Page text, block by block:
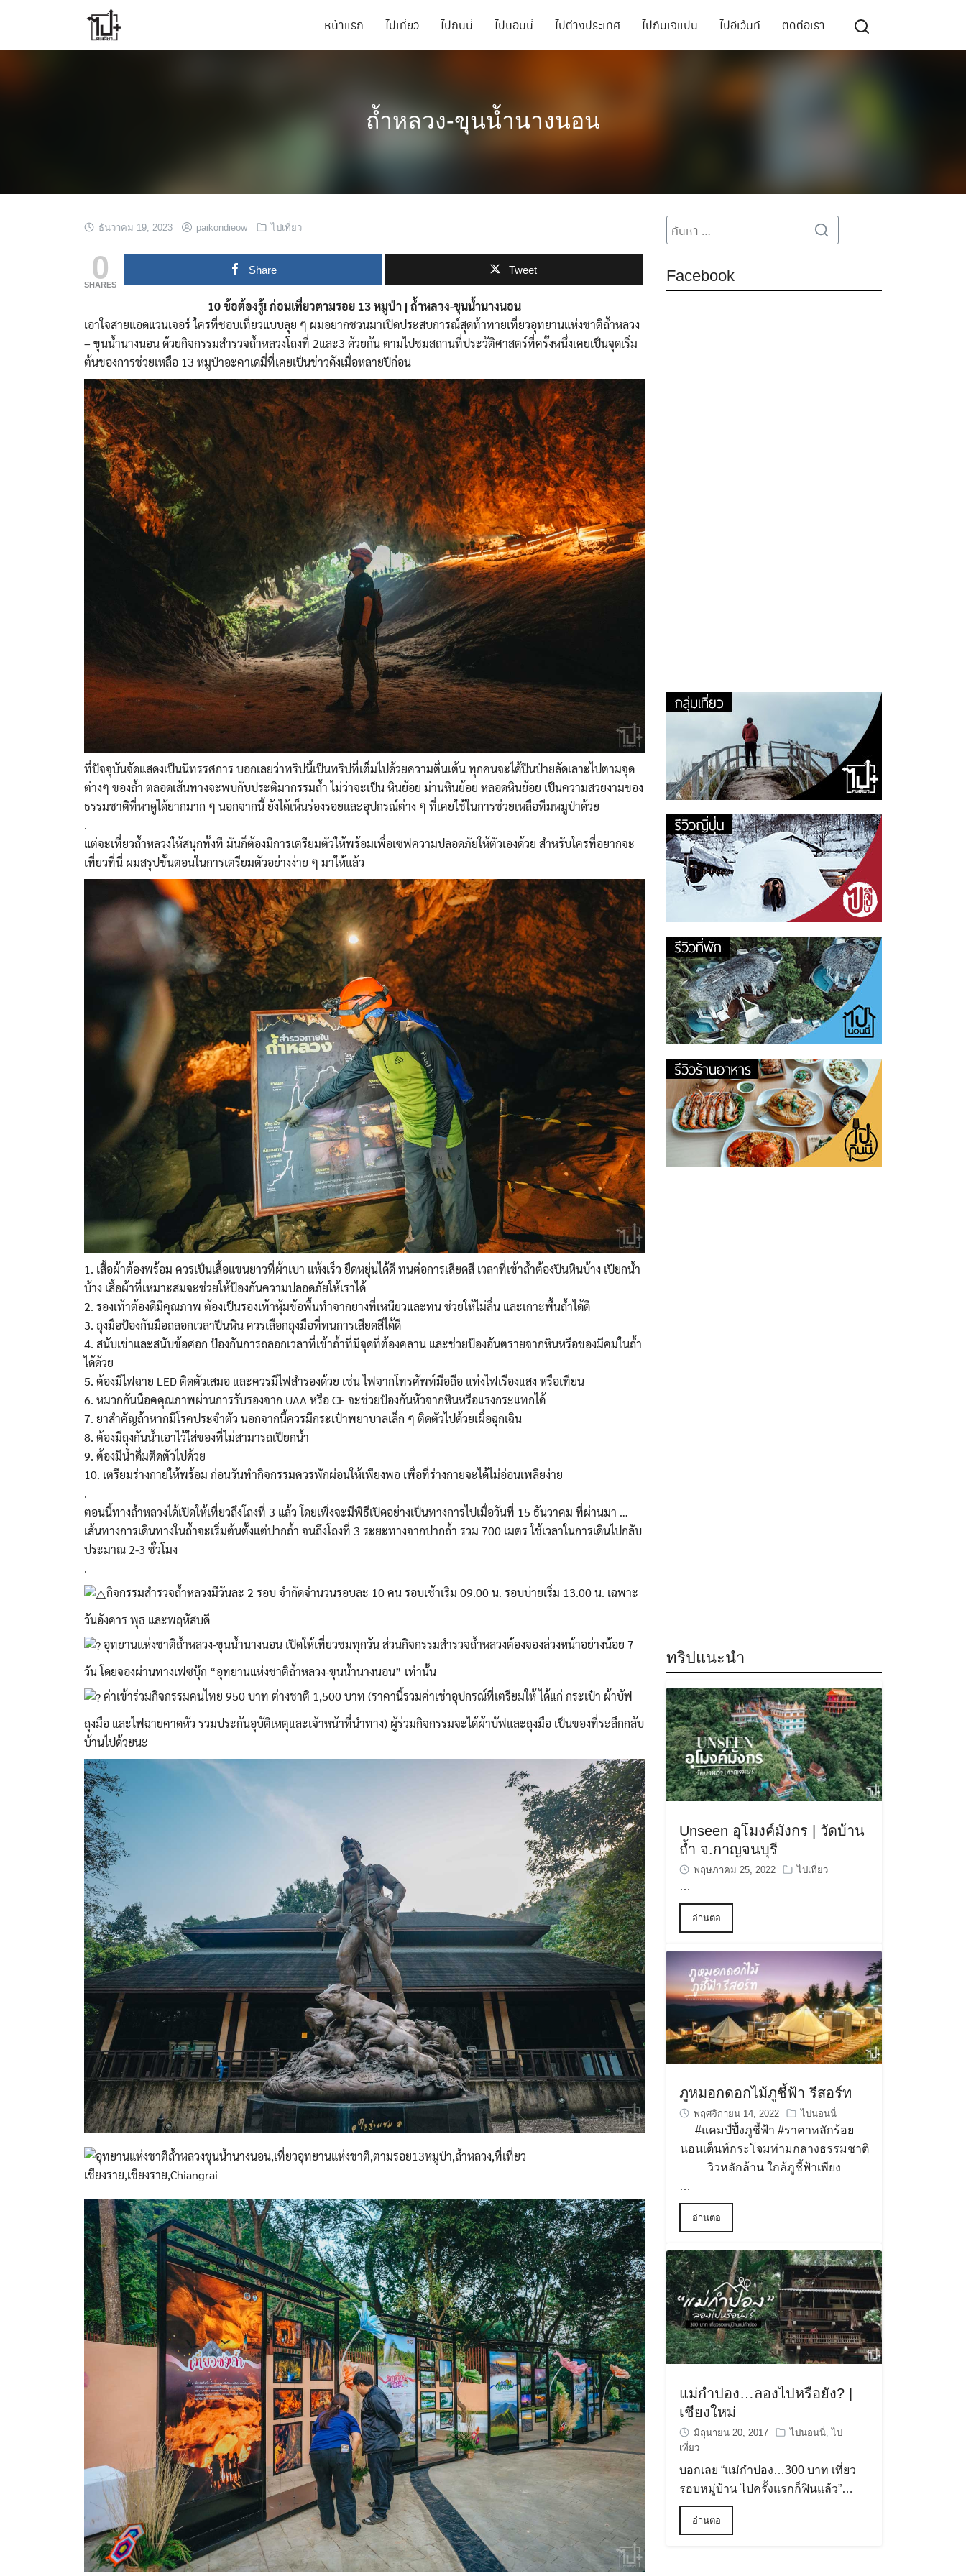
หน้าแรก ไปเที่ยว ไปกินนี่ ไปนอนนี่ ไปต่างประเทศ ไปกันเจแปน ไปอีเว้นท์ ติดต่อเรา
ถ้ำหลวง-ขุนน้ำนางนอน
ธันวาคม 19, 2023 paikondieow ไปเที่ยว
0
SHARES
Share Tweet
10 ข้อต้องรู้! ก่อนเที่ยวตามรอย 13 หมูป่า | ถ้ำหลวง-ขุนน้ำนางนอน
เอาใจสายแอดแวนเจอร์ ใครที่ชอบเที่ยวแบบลุย ๆ ผมอยากชวนมาเปิดประสบการณ์สุดท้าทายเที่ยวอุทยานแห่งชาติถ้ำหลวง
– ขุนน้ำนางนอน ด้วยกิจกรรมสำรวจถ้ำหลวงโถงที่ 2และ3 ด้วยกัน ตามไปชมสถานที่ประวัติศาสตร์ที่ครั้งหนึ่งเคยเป็นจุดเริ่ม
ต้นของการช่วยเหลือ 13 หมูป่าอะคาเดมี่ที่เคยเป็นข่าวดังเมื่อหลายปีก่อน
ที่ปัจจุบันจัดแสดงเป็นนิทรรศการ บอกเลยว่าทริปนี้เป็นทริปที่เต็มไปด้วยความตื่นเต้น ทุกคนจะได้ปีนป่ายลัดเลาะไปตามจุด
ต่างๆ ของถ้ำ ตลอดเส้นทางจะพบกับประติมากรรมถ้ำ ไม่ว่าจะเป็น หินย้อย ม่านหินย้อย หลอดหินย้อย เป็นความสวยงามของ
ธรรมชาติที่หาดูได้ยากมาก ๆ นอกจากนี้ ยังได้เห็นร่องรอยและอุปกรณ์ต่าง ๆ ที่เคยใช้ในการช่วยเหลือทีมหมูป่าด้วย
.
แต่จะเที่ยวถ้ำหลวงให้สนุกทั้งที มันก็ต้องมีการเตรียมตัวให้พร้อมเพื่อเซฟความปลอดภัยให้ตัวเองด้วย สำหรับใครที่อยากจะ
เที่ยวที่นี่ ผมสรุปขั้นตอนในการเตรียมตัวอย่างง่าย ๆ มาให้แล้ว
1. เสื้อผ้าต้องพร้อม ควรเป็นเสื้อแขนยาวที่ผ้าเบา แห้งเร็ว ยืดหยุ่นได้ดี ทนต่อการเสียดสี เวลาที่เข้าถ้ำต้องปีนหินบ้าง เปียกน้ำ
บ้าง เสื้อผ้าที่เหมาะสมจะช่วยให้ป้องกันความปลอดภัยให้เราได้
2. รองเท้าต้องดีมีคุณภาพ ต้องเป็นรองเท้าหุ้มข้อพื้นทำจากยางที่เหนียวและทน ช่วยให้ไม่ลื่น และเกาะพื้นถ้ำได้ดี
3. ถุงมือป้องกันมือถลอกเวลาปีนหิน ควรเลือกถุงมือที่ทนการเสียดสีได้ดี
4. สนับเข่าและสนับข้อศอก ป้องกันการถลอกเวลาที่เข้าถ้ำที่มีจุดที่ต้องคลาน และช่วยป้องอันตรายจากหินหรือของมีคมในถ้ำ
ได้ด้วย
5. ต้องมีไฟฉาย LED ติดตัวเสมอ และควรมีไฟสำรองด้วย เช่น ไฟจากโทรศัพท์มือถือ แท่งไฟเรืองแสง หรือเทียน
6. หมวกกันน็อคคุณภาพผ่านการรับรองจาก UAA หรือ CE จะช่วยป้องกันหัวจากหินหรือแรงกระแทกได้
7. ยาสำคัญถ้าหากมีโรคประจำตัว นอกจากนี้ควรมีกระเป๋าพยาบาลเล็ก ๆ ติดตัวไปด้วยเผื่อฉุกเฉิน
8. ต้องมีถุงกันน้ำเอาไว้ใส่ของที่ไม่สามารถเปียกน้ำ
9. ต้องมีน้ำดื่มติดตัวไปด้วย
10. เตรียมร่างกายให้พร้อม ก่อนวันทำกิจกรรมควรพักผ่อนให้เพียงพอ เพื่อที่ร่างกายจะได้ไม่อ่อนเพลียง่าย
.
ตอนนี้ทางถ้ำหลวงได้เปิดให้เที่ยวถึงโถงที่ 3 แล้ว โดยเพิ่งจะมีพิธีเปิดอย่างเป็นทางการไปเมื่อวันที่ 15 ธันวาคม ที่ผ่านมา …
เส้นทางการเดินทางในถ้ำจะเริ่มต้นตั้งแต่ปากถ้ำ จนถึงโถงที่ 3 ระยะทางจากปากถ้ำ รวม 700 เมตร ใช้เวลาในการเดินไปกลับ
ประมาณ 2-3 ชั่วโมง
.
กิจกรรมสำรวจถ้ำหลวงมีวันละ 2 รอบ จำกัดจำนวนรอบละ 10 คน รอบเช้าเริม 09.00 น. รอบบ่ายเริ่ม 13.00 น. เฉพาะ
วันอังคาร พุธ และพฤหัสบดี
อุทยานแห่งชาติถ้ำหลวง-ขุนน้ำนางนอน เปิดให้เที่ยวชมทุกวัน ส่วนกิจกรรมสำรวจถ้ำหลวงต้องจองล่วงหน้าอย่างน้อย 7
วัน โดยจองผ่านทางเฟซบุ๊ก “อุทยานแห่งชาติถ้ำหลวง-ขุนน้ำนางนอน” เท่านั้น
ค่าเข้าร่วมกิจกรรมคนไทย 950 บาท ต่างชาติ 1,500 บาท (ราคานี้รวมค่าเช่าอุปกรณ์ที่เตรียมให้ ได้แก่ กระเป๋า ผ้าบัฟ
ถุงมือ และไฟฉายคาดหัว รวมประกันอุบัติเหตุและเจ้าหน้าที่นำทาง) ผู้ร่วมกิจกรรมจะได้ผ้าบัฟและถุงมือ เป็นของที่ระลึกกลับ
บ้านไปด้วยนะ
Search
for:
Search
Facebook
ทริปแนะนำ
Unseen อุโมงค์มังกร | วัดบ้าน
ถ้ำ จ.กาญจนบุรี
พฤษภาคม 25, 2022 ไปเที่ยว
…
อ่านต่อ
ภูหมอกดอกไม้ภูชี้ฟ้า รีสอร์ท
พฤศจิกายน 14, 2022 ไปนอนนี่
#แคมป์ปิ้งภูชี้ฟ้า #ราคาหลักร้อย
นอนเต็นท์กระโจมท่ามกลางธรรมชาติ
วิวหลักล้าน ใกล้ภูชี้ฟ้าเพียง
…
อ่านต่อ
แม่กำปอง…ลองไปหรือยัง? |
เชียงใหม่
มิถุนายน 20, 2017 ไปนอนนี่,ไป
เที่ยว
บอกเลย “แม่กำปอง…300 บาท เที่ยว
รอบหมู่บ้าน ไปครั้งแรกก็ฟินแล้ว”…
อ่านต่อ